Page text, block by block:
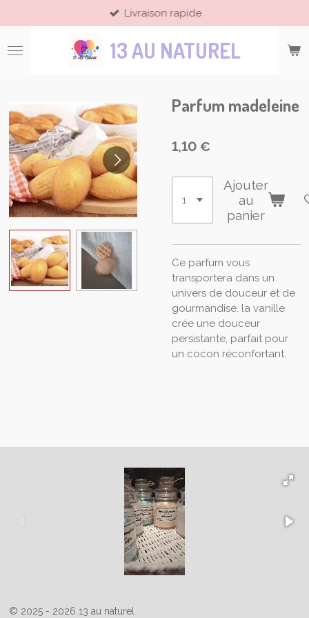
au
contenu
principal
13 AU NATUREL
Livraison rapide
Parfum madeleine
1,10 €
Ajouter
au
panier
Ce parfum vous
transportera dans un
univers de douceur et de
gourmandise. la vanille
crée une douceur
persistante, parfait pour
un cocon réconfortant.
© 2025 - 2026 13 au naturel